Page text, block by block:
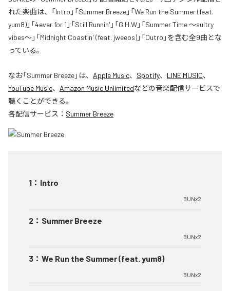
れた楽曲は、「Intro」「Summer Breeze」「We Run the Summer (feat.
yum8)」「4ever for 1」「Still Runnin'」「G.H.W」「Summer Time 〜sultry
vibes〜」「Midnight Coastin' (feat. jweeos)」「Outro」を含む全9曲とな
っている。
なお「Summer Breeze」は、 Apple Music、 Spotify、 LINE MUSIC、
YouTube Music、 Amazon Music Unlimitedなどの音楽配信サービスで
聴くことができる。
各配信サービス： Summer Breeze
1 ： Intro
BUNx2
2 ： Summer Breeze
BUNx2
3 ： We Run the Summer (feat. yum8)
BUNx2